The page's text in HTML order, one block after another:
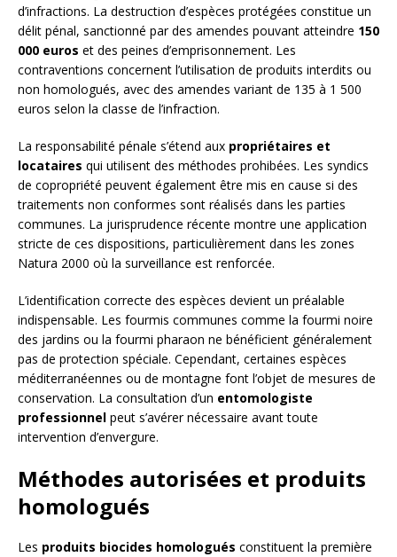
d’infractions. La destruction d’espèces protégées constitue un
délit pénal, sanctionné par des amendes pouvant atteindre 150
000 euros et des peines d’emprisonnement. Les
contraventions concernent l’utilisation de produits interdits ou
non homologués, avec des amendes variant de 135 à 1 500
euros selon la classe de l’infraction.
La responsabilité pénale s’étend aux propriétaires et
locataires qui utilisent des méthodes prohibées. Les syndics
de copropriété peuvent également être mis en cause si des
traitements non conformes sont réalisés dans les parties
communes. La jurisprudence récente montre une application
stricte de ces dispositions, particulièrement dans les zones
Natura 2000 où la surveillance est renforcée.
L’identification correcte des espèces devient un préalable
indispensable. Les fourmis communes comme la fourmi noire
des jardins ou la fourmi pharaon ne bénéficient généralement
pas de protection spéciale. Cependant, certaines espèces
méditerranéennes ou de montagne font l’objet de mesures de
conservation. La consultation d’un entomologiste
professionnel peut s’avérer nécessaire avant toute
intervention d’envergure.
Méthodes autorisées et produits
homologués
Les produits biocides homologués constituent la première